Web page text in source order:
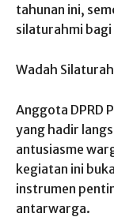
tahunan ini,
silaturahmi bagi
​Wadah
​Anggota DPRD
yang hadir
antusiasme
kegiatan ini
instrumen
antarwarga.